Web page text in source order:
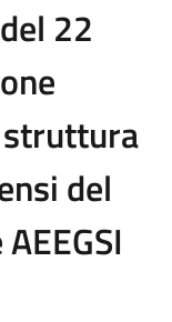
22
struttura
del